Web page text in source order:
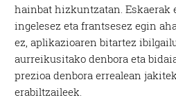
hainbat hizkuntzatan. Eskaerak
ingelesez eta frantsesez egin
ez, aplikazioaren bitartez
aurreikusitako denbora eta
prezioa denbora errealean
erabiltzaileek.